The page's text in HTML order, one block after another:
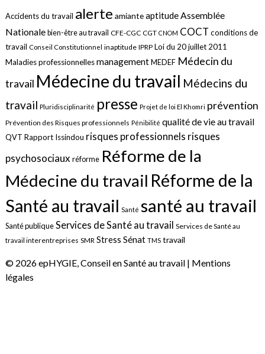
Accidents du travail alerte amianteaptitudeAssemblée
Nationale bien-être au travail CFE-CGC CGT CNOM COCT conditions de
travail Conseil Constitutionnel inaptitude IPRP Loi du 20 juillet 2011
Maladies professionnellesmanagement MEDEF Médecin du
travail Médecine du travail Médecins du
travail Pluridisciplinarité presse Projet de loi El Khomri prévention
Prévention des Risques professionnels Pénibilité qualité de vie au travail
QVT Rapport Issindou risques professionnels risques
psychosociauxréforme Réforme de la
Médecine du travail Réforme de la
Santé au travail Santé santé au travail
Santé publiqueServices de Santé au travail Services de Santé au
travail interentreprises SMR Stress Sénat TMS travail
© 2026 epHYGIE, Conseil en Santé au travail | Mentions
légales